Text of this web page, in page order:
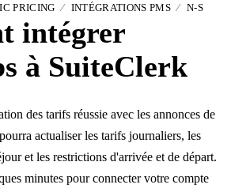
PRICING INTÉGRATIONS PMS N-S
intégrer
à SuiteClerk
des tarifs réussie avec les annonces de
actualiser les tarifs journaliers, les
et les restrictions d'arrivée et de départ.
minutes pour connecter votre compte